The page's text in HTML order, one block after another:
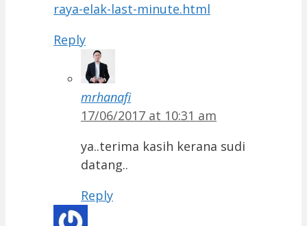
raya-elak-last-minute.html
Reply
mrhanafi
17/06/2017 at 10:31 am
ya..terima kasih kerana sudi
datang..
Reply